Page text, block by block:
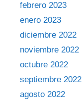
febrero 2023
enero 2023
diciembre 2022
noviembre 2022
octubre 2022
septiembre 2022
agosto 2022